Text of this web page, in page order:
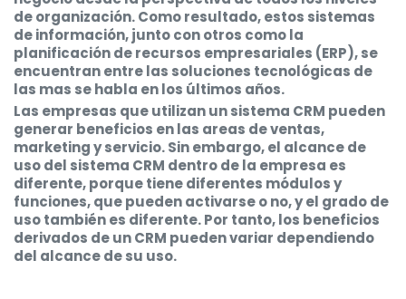
de organización. Como resultado, estos sistemas
de información, junto con otros como la
planificación de recursos empresariales (ERP), se
encuentran entre las soluciones tecnológicas de
las mas se habla en los últimos años.
Las empresas que utilizan un sistema CRM pueden
generar beneficios en las areas de ventas,
marketing y servicio. Sin embargo, el alcance de
uso del sistema CRM dentro de la empresa es
diferente, porque tiene diferentes módulos y
funciones, que pueden activarse o no, y el grado de
uso también es diferente. Por tanto, los beneficios
derivados de un CRM pueden variar dependiendo
del alcance de su uso.